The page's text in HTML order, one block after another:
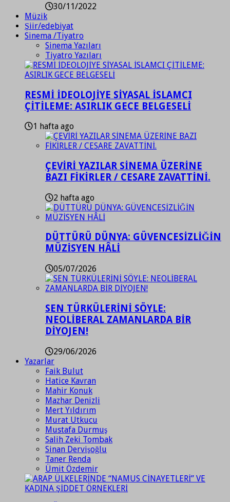
30/11/2022
Müzik
Şiir/edebiyat
Sinema /Tiyatro
Sinema Yazıları
Tiyatro Yazıları
RESMİ İDEOLOJİYE SİYASAL İSLAMCI
ÇİTİLEME: ASIRLIK GECE BELGESELİ
1 hafta ago
ÇEVİRİ YAZILAR SİNEMA ÜZERİNE
BAZI FİKİRLER / CESARE ZAVATTİNİ.
2 hafta ago
DÜTTÜRÜ DÜNYA: GÜVENCESİZLİĞİN
MÜZİSYEN HÂLİ
05/07/2026
SEN TÜRKÜLERİNİ SÖYLE:
NEOLİBERAL ZAMANLARDA BİR
DİYOJEN!
29/06/2026
Yazarlar
Faik Bulut
Hatice Kavran
Mahir Konuk
Mazhar Denizli
Mert Yıldırım
Murat Utkucu
Mustafa Durmuş
Salih Zeki Tombak
Sinan Dervişoğlu
Taner Renda
Ümit Özdemir